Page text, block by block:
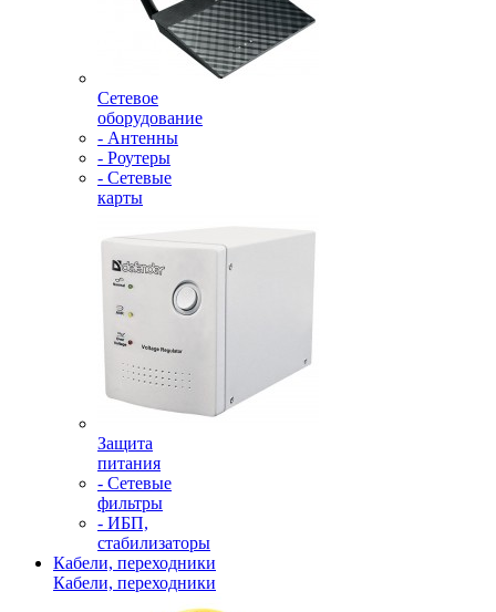
Сетевое
оборудование
- Антенны
- Роутеры
- Сетевые
карты
Защита
питания
- Сетевые
фильтры
- ИБП,
стабилизаторы
Кабели, переходники
Кабели, переходники